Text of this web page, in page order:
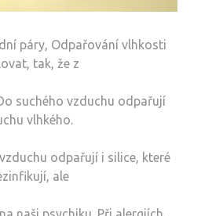
páry, Odpařování vlhkosti
tak, že z
suchého vzduchu odpařují
vlhkého.
odpařují i silice, které
ale